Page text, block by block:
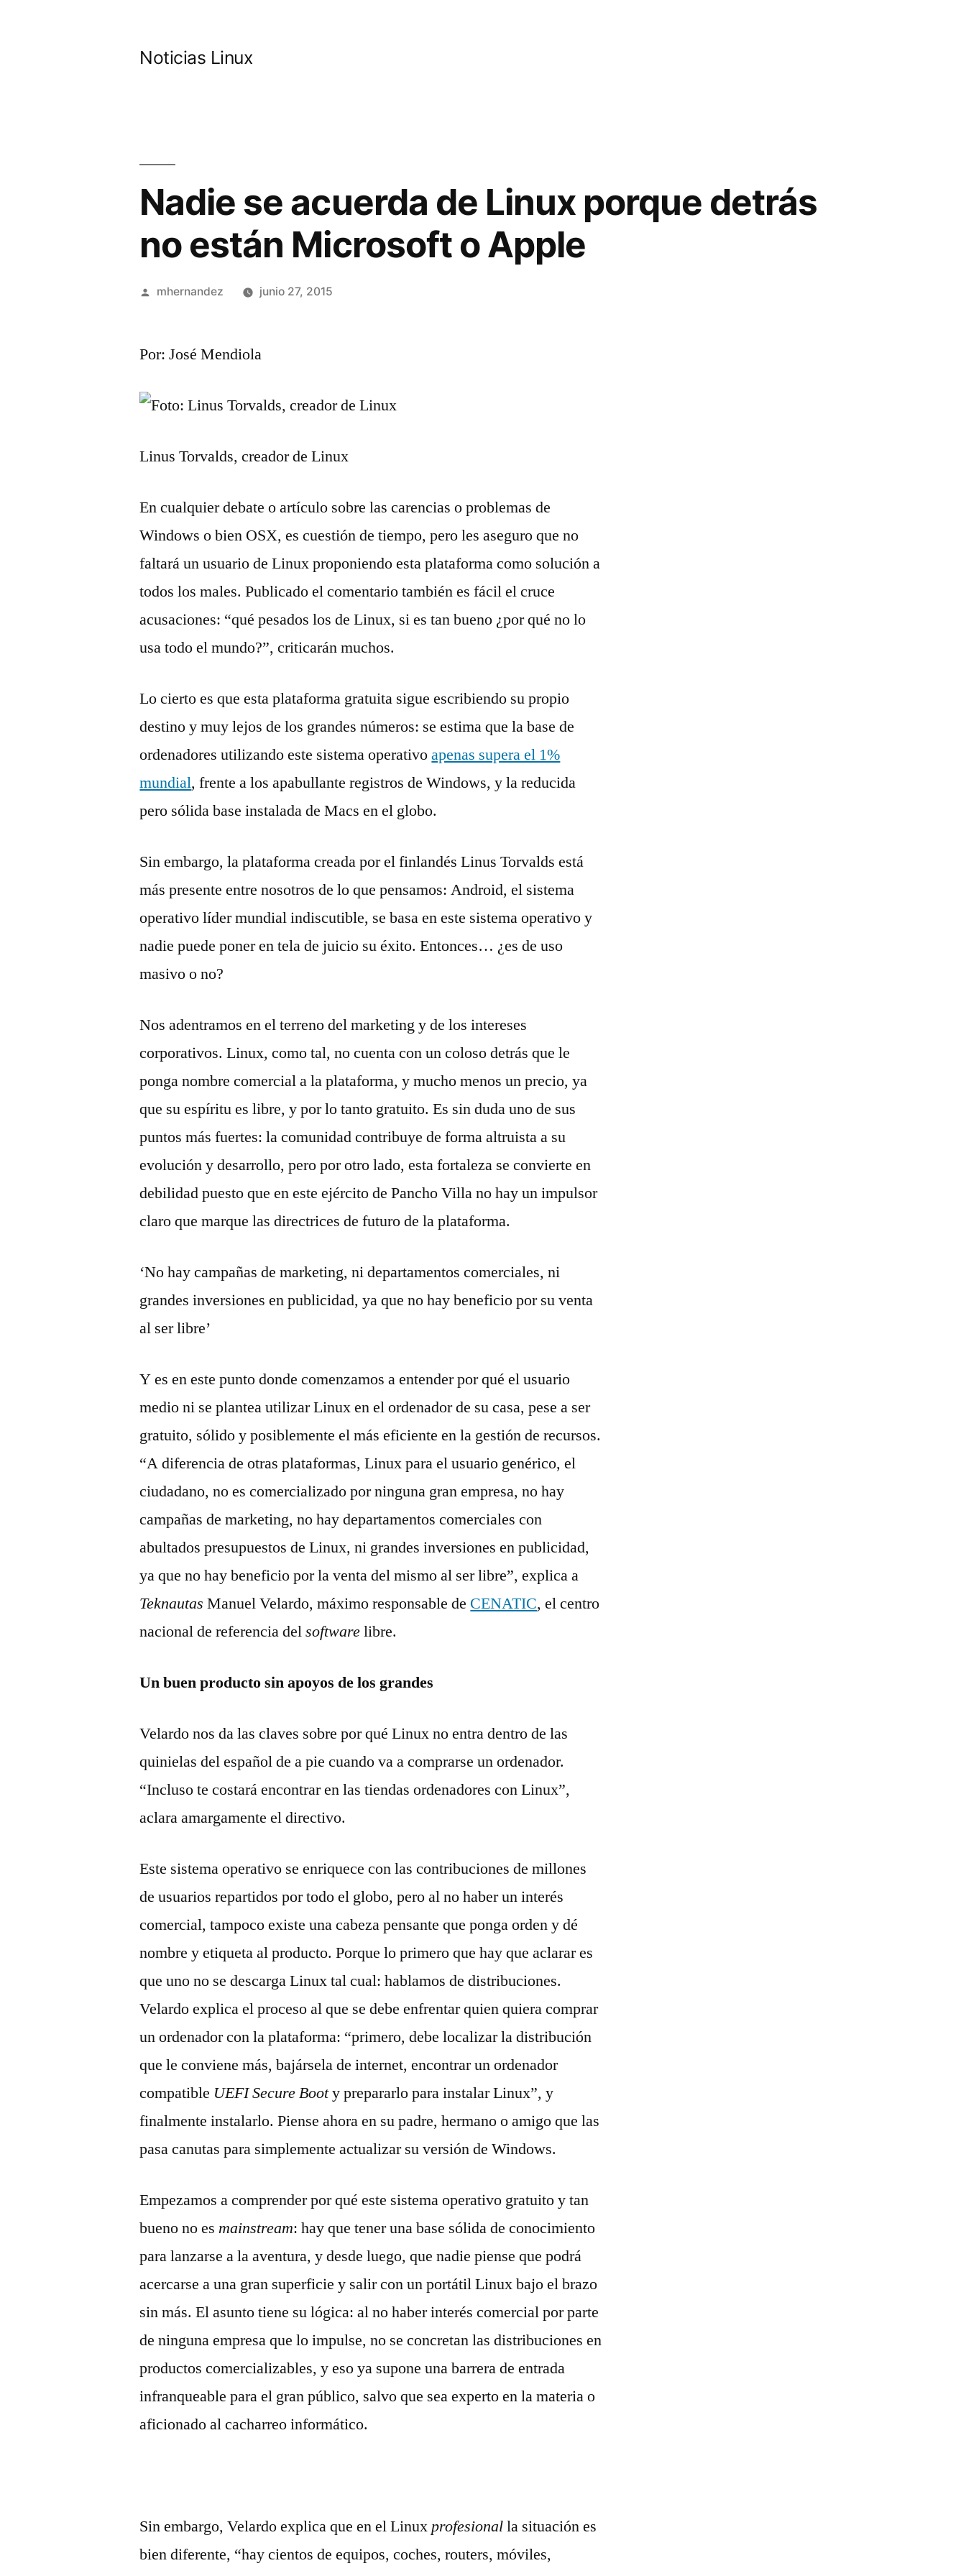
Noticias Linux
Nadie se acuerda de Linux porque detrás
no están Microsoft o Apple
Publicado
mhernandez junio 27, 2015
Por: José Mendiola
Linus Torvalds, creador de Linux
En cualquier debate o artículo sobre las carencias o problemas de
Windows o bien OSX, es cuestión de tiempo, pero les aseguro que no
faltará un usuario de Linux proponiendo esta plataforma como solución a
todos los males. Publicado el comentario también es fácil el cruce
acusaciones: “qué pesados los de Linux, si es tan bueno ¿por qué no lo
usa todo el mundo?”, criticarán muchos.
Lo cierto es que esta plataforma gratuita sigue escribiendo su propio
destino y muy lejos de los grandes números: se estima que la base de
ordenadores utilizando este sistema operativoapenas supera el 1%
mundial, frente a los apabullante registros de Windows, y la reducida
pero sólida base instalada de Macs en el globo.
Sin embargo, la plataforma creada por el finlandés Linus Torvalds está
más presente entre nosotros de lo que pensamos: Android, el sistema
operativo líder mundial indiscutible, se basa en este sistema operativo y
nadie puede poner en tela de juicio su éxito. Entonces… ¿es de uso
masivo o no?
Nos adentramos en el terreno del marketing y de los intereses
corporativos. Linux, como tal, no cuenta con un coloso detrás que le
ponga nombre comercial a la plataforma, y mucho menos un precio, ya
que su espíritu es libre, y por lo tanto gratuito. Es sin duda uno de sus
puntos más fuertes: la comunidad contribuye de forma altruista a su
evolución y desarrollo, pero por otro lado, esta fortaleza se convierte en
debilidad puesto que en este ejército de Pancho Villa no hay un impulsor
claro que marque las directrices de futuro de la plataforma.
‘No hay campañas de marketing, ni departamentos comerciales, ni
grandes inversiones en publicidad, ya que no hay beneficio por su venta
al ser libre’
Y es en este punto donde comenzamos a entender por qué el usuario
medio ni se plantea utilizar Linux en el ordenador de su casa, pese a ser
gratuito, sólido y posiblemente el más eficiente en la gestión de recursos.
“A diferencia de otras plataformas, Linux para el usuario genérico, el
ciudadano, no es comercializado por ninguna gran empresa, no hay
campañas de marketing, no hay departamentos comerciales con
abultados presupuestos de Linux, ni grandes inversiones en publicidad,
ya que no hay beneficio por la venta del mismo al ser libre”, explica a
TeknautasManuel Velardo, máximo responsable de CENATIC, el centro
nacional de referencia delsoftwarelibre.
Un buen producto sin apoyos de los grandes
Velardo nos da las claves sobre por qué Linux no entra dentro de las
quinielas del español de a pie cuando va a comprarse un ordenador.
“Incluso te costará encontrar en las tiendas ordenadores con Linux”,
aclara amargamente el directivo.
Este sistema operativo se enriquece con las contribuciones de millones
de usuarios repartidos por todo el globo, pero al no haber un interés
comercial, tampoco existe una cabeza pensante que ponga orden y dé
nombre y etiqueta al producto. Porque lo primero que hay que aclarar es
que uno no se descarga Linux tal cual: hablamos de distribuciones.
Velardo explica el proceso al que se debe enfrentar quien quiera comprar
un ordenador con la plataforma: “primero, debe localizar la distribución
que le conviene más, bajársela de internet, encontrar un ordenador
compatible UEFI Secure Booty prepararlo para instalar Linux”, y
finalmente instalarlo. Piense ahora en su padre, hermano o amigo que las
pasa canutas para simplemente actualizar su versión de Windows.
Empezamos a comprender por qué este sistema operativo gratuito y tan
bueno no esmainstream: hay que tener una base sólida de conocimiento
para lanzarse a la aventura, y desde luego, que nadie piense que podrá
acercarse a una gran superficie y salir con un portátil Linux bajo el brazo
sin más. El asunto tiene su lógica: al no haber interés comercial por parte
de ninguna empresa que lo impulse, no se concretan las distribuciones en
productos comercializables, y eso ya supone una barrera de entrada
infranqueable para el gran público, salvo que sea experto en la materia o
aficionado al cacharreo informático.
Sin embargo, Velardo explica que en el Linuxprofesionalla situación es
bien diferente, “hay cientos de equipos, coches, routers, móviles,